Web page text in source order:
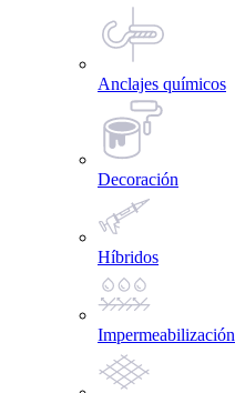
Anclajes químicos
Decoración
Híbridos
Impermeabilización